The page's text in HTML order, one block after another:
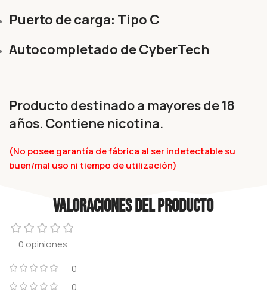
Puerto de carga: Tipo C
Autocompletado de CyberTech
Producto destinado a mayores de 18
años. Contiene nicotina.
(No posee garantía de fábrica al ser indetectable su
buen/mal uso ni tiempo de utilización)
Valoraciones del producto
0 opiniones
0
0